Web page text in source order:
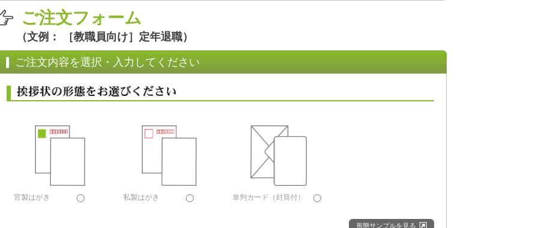
ご注文フォーム
（文例： ［教職員向け］定年退職）
ご注文内容を選択・入力してください
官製はがき 私製はがき 単判カード（封筒付）
形態サンプルを見る